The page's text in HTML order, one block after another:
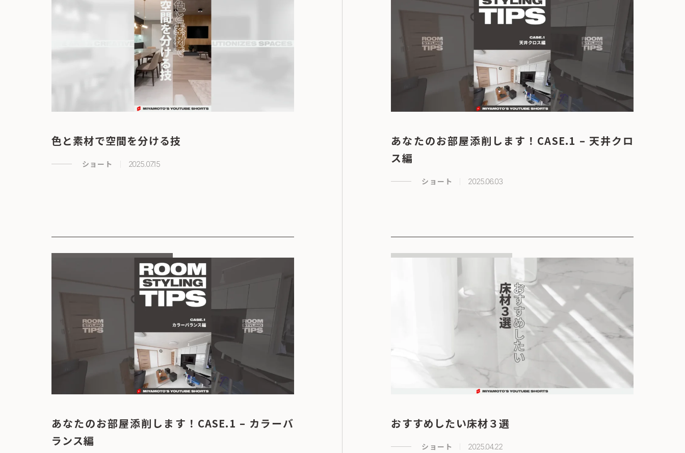
色と素材で空間を分ける技
ショート 2025.07.15
あなたのお部屋添削します！CASE.1 – 天井クロ
ス編
ショート 2025.06.03
あなたのお部屋添削します！CASE.1 – カラーバ
ランス編
おすすめしたい床材３選
ショート 2025.04.22